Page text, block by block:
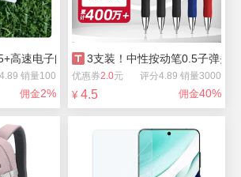
高速电子阅读器
销量100
佣金2%
3支装！中性按动笔0.5子弹头
优惠券2.0元 评分4.89 销量3000
¥ 4.5 佣金40%